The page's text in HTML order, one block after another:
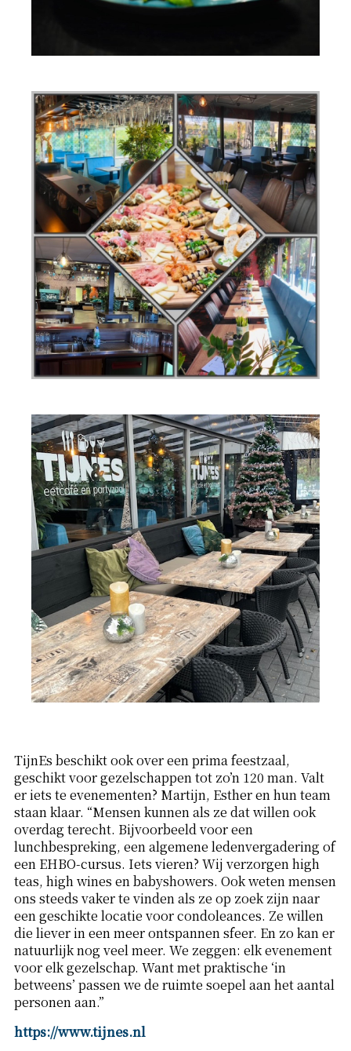
TijnEs beschikt ook over een prima feestzaal,
geschikt voor gezelschappen tot zo’n 120 man. Valt
er iets te evenementen? Martijn, Esther en hun team
staan klaar. “Mensen kunnen als ze dat willen ook
overdag terecht. Bijvoorbeeld voor een
lunchbespreking, een algemene ledenvergadering of
een EHBO-cursus. Iets vieren? Wij verzorgen high
teas, high wines en babyshowers. Ook weten mensen
ons steeds vaker te vinden als ze op zoek zijn naar
een geschikte locatie voor condoleances. Ze willen
die liever in een meer ontspannen sfeer. En zo kan er
natuurlijk nog veel meer. We zeggen: elk evenement
voor elk gezelschap. Want met praktische ‘in
betweens’ passen we de ruimte soepel aan het aantal
personen aan.”
https://www.tijnes.nl